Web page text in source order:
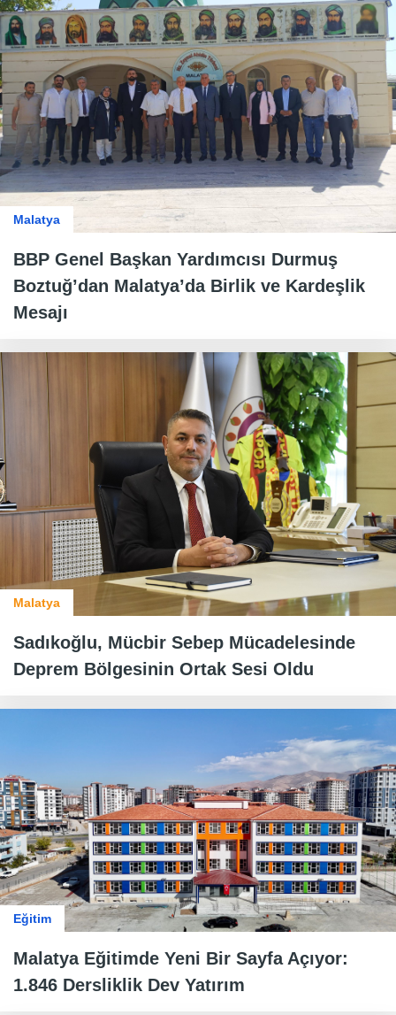
Malatya
BBP Genel Başkan Yardımcısı Durmuş
Boztuğ’dan Malatya’da Birlik ve Kardeşlik
Mesajı
Malatya
Sadıkoğlu, Mücbir Sebep Mücadelesinde
Deprem Bölgesinin Ortak Sesi Oldu
Eğitim
Malatya Eğitimde Yeni Bir Sayfa Açıyor:
1.846 Dersliklik Dev Yatırım